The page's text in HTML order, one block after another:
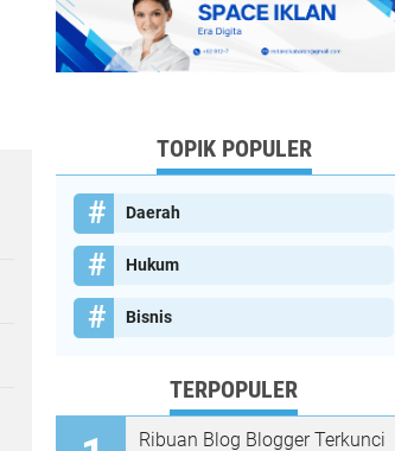
TOPIK POPULER
Daerah
Hukum
Bisnis
TERPOPULER
Ribuan Blog Blogger Terkunci